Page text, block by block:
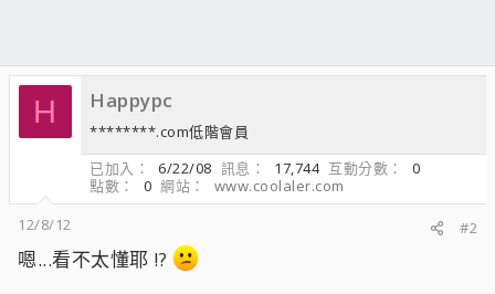
H Happypc
********.com低階會員
已加入
6/22/08 訊息 17,744 互動分數
0
點數
0 網站
www.coolaler.com
12/8/12
#2
嗯...看不太懂耶 !?